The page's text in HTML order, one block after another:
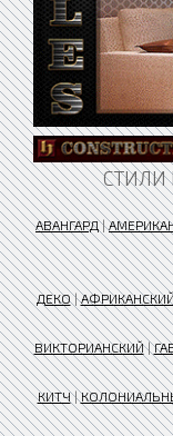
СТИЛИ
АВАНГАРД|
ДЕКО|
ВИКТОРИАНСКИЙ|
КИТЧ|